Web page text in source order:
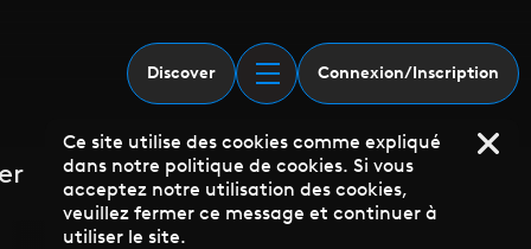
Discover Connexion/Inscription
Ce site utilise des cookies comme expliqué
dans notre politique de cookies. Si vous
acceptez notre utilisation des cookies,
veuillez fermer ce message et continuer à
utiliser le site.